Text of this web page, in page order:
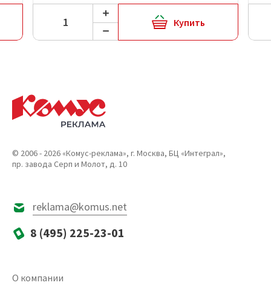
Купить
© 2006 - 2026 «Комус-реклама», г. Москва, БЦ «Интеграл»,
пр. завода Серп и Молот, д. 10
reklama@komus.net
8 (495) 225-23-01
О компании